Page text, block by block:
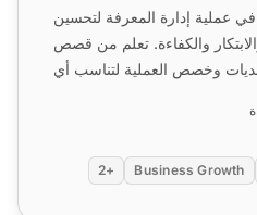
في عملية إدارة المعرفة لتحسين
والكفاءة. تعلم من قصص
وخصص العملية لتناسب أي
Business Growth
+2